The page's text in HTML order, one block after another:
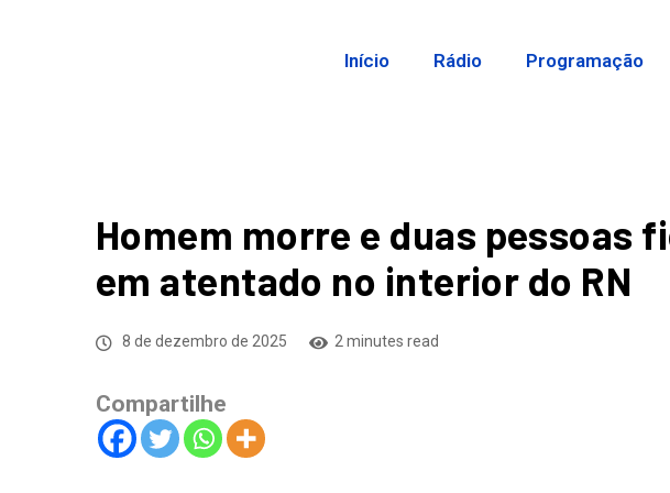
Início Rádio Programação
Homem morre e duas pessoas
em atentado no interior do RN
8 de dezembro de 2025 2 minutes read
Compartilhe